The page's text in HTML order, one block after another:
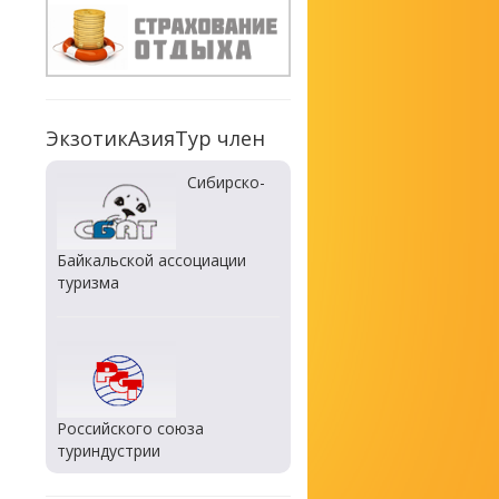
ЭкзотикАзияТур член
Сибирско-
Байкальской ассоциации
туризма
Российского союза
туриндустрии